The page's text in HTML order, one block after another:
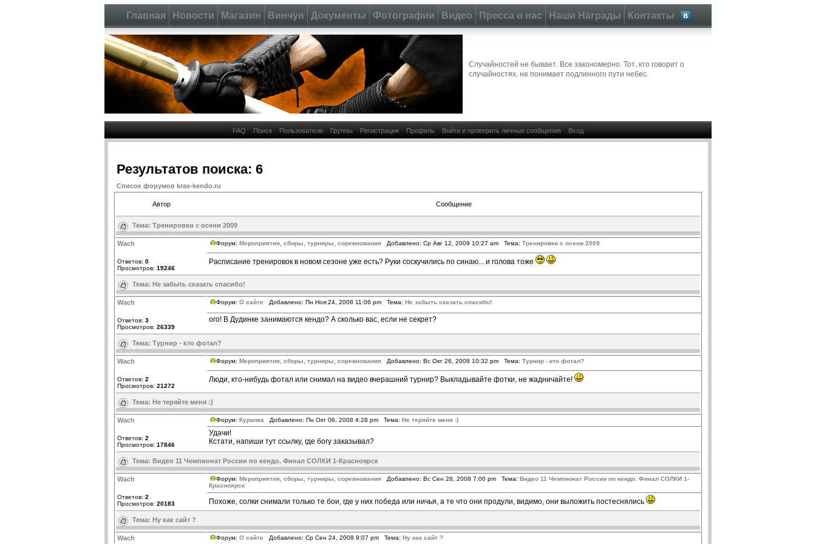
Главная Новости Магазин Винчун Документы Фотографии Видео Пресса о нас Наши Награды Контакты
Случайностей не бывает. Все закономерно. Тот, кто говорит о
случайностях, не понимает подлинного пути небес.
FAQ Поиск Пользователи Группы Регистрация Профиль Войти и проверить личные сообщения Вход
Результатов поиска: 6
Список форумов kras-kendo.ru
Автор Сообщение
Тема: Тренировки с осени 2009
Wach
Ответов: 0
Просмотров: 19246
Форум: Мероприятия, сборы, турниры, соревнования Добавлено: Ср Авг 12, 2009 10:27 am Тема: Тренировки с осени 2009
Расписание тренировок в новом сезоне уже есть? Руки соскучились по синаю... и голова тоже
Тема: Не забыть сказать спасибо!
Wach
Ответов: 3
Просмотров: 26339
Форум: О сайте Добавлено: Пн Ноя 24, 2008 11:06 pm Тема: Не забыть сказать спасибо!
ого! В Дудинке занимаются кендо? А сколько вас, если не секрет?
Тема: Турнир - кто фотал?
Wach
Ответов: 2
Просмотров: 21272
Форум: Мероприятия, сборы, турниры, соревнования Добавлено: Вс Окт 26, 2008 10:32 pm Тема: Турнир - кто фотал?
Люди, кто-нибудь фотал или снимал на видео вчерашний турнир? Выкладывайте фотки, не жадничайте!
Тема: Не теряйте меня :)
Wach
Ответов: 2
Просмотров: 17846
Форум: Курилка Добавлено: Пн Окт 06, 2008 4:28 pm Тема: Не теряйте меня :)
Удачи!
Кстати, напиши тут ссылку, где богу заказывал?
Тема: Видео 11 Чемпионат России по кендо. Финал СОЛКИ 1-Красноярск
Wach
Ответов: 2
Просмотров: 20183
Форум: Мероприятия, сборы, турниры, соревнования Добавлено: Вс Сен 28, 2008 7:00 pm Тема: Видео 11 Чемпионат России по кендо. Финал СОЛКИ 1-
Красноярск
Похоже, солки снимали только те бои, где у них победа или ничья, а те что они продули, видимо, они выложить постеснялись
Тема: Ну как сайт ?
Wach Форум: О сайте Добавлено: Ср Сен 24, 2008 9:07 pm Тема: Ну как сайт ?